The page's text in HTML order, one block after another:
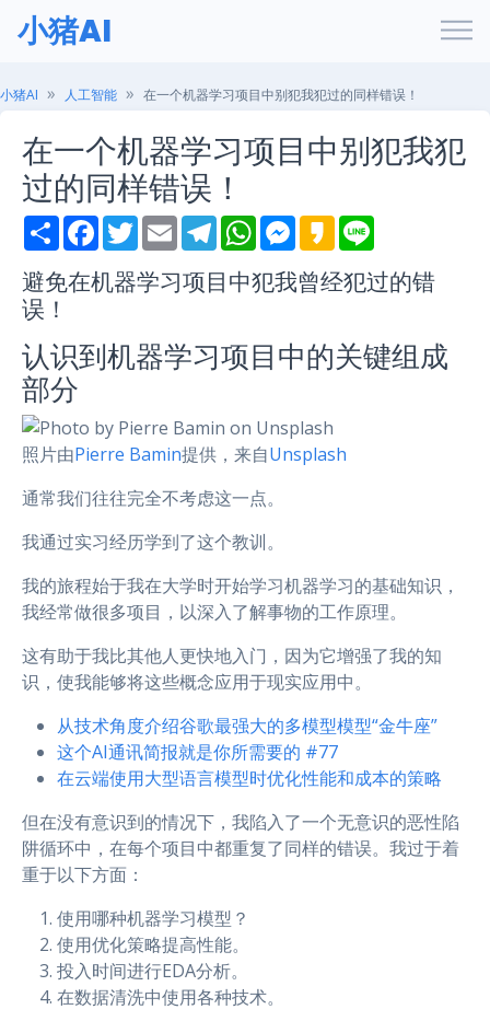
小猪AI
小猪AI 人工智能 在一个机器学习项目中别犯我犯过的同样错误！
在一个机器学习项目中别犯我犯
过的同样错误！
S
h
r
e
F
a
e
b
k
T
w
t
t
E
m
i
l
T
e
e
g
m
W
h
t
s
p
M
e
s
e
e
r
K
a
a
o
e
避免在机器学习项目中犯我曾经犯过的错
误！
认识到机器学习项目中的关键组成
部分
照片由Pierre Bamin提供，来自Unsplash
通常我们往往完全不考虑这一点。
我通过实习经历学到了这个教训。
我的旅程始于我在大学时开始学习机器学习的基础知识，
我经常做很多项目，以深入了解事物的工作原理。
这有助于我比其他人更快地入门，因为它增强了我的知
识，使我能够将这些概念应用于现实应用中。
从技术角度介绍谷歌最强大的多模型模型“金牛座”
这个AI通讯简报就是你所需要的 #77
在云端使用大型语言模型时优化性能和成本的策略
但在没有意识到的情况下，我陷入了一个无意识的恶性陷
阱循环中，在每个项目中都重复了同样的错误。我过于着
重于以下方面：
使用哪种机器学习模型？
使用优化策略提高性能。
投入时间进行EDA分析。
在数据清洗中使用各种技术。